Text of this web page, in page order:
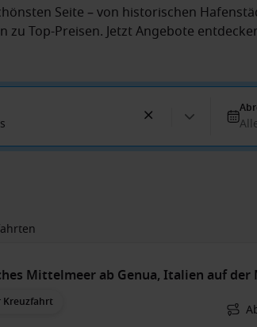
Seite – von historischen
Top-Preisen. Jetzt Angebote
Mittelmeer ab Genua, Italien auf der
Kreuzfahrt